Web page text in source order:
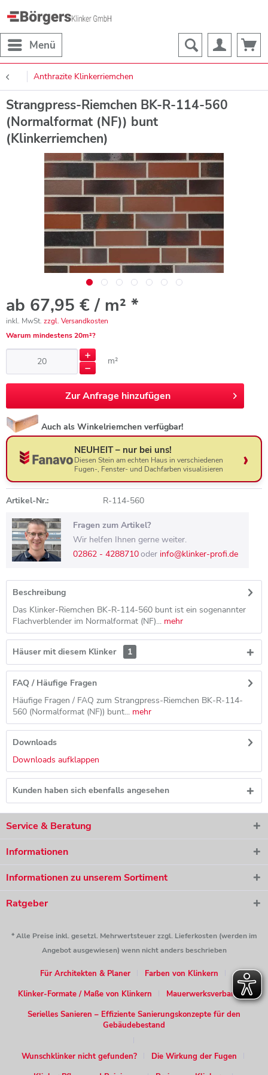
Menü
Anthrazite Klinkerriemchen
Strangpress-Riemchen BK-R-114-560
(Normalformat (NF)) bunt
(Klinkerriemchen)
ab 67,95 € / m² *
inkl. MwSt. zzgl. Versandkosten
Warum mindestens 20m²?
m²
ZurAnfrage hinzufügen
Auch als Winkelriemchen verfügbar!
NEUHEIT – nur bei uns!
Diesen Stein am echten Haus in verschiedenen
Fugen-, Fenster- und Dachfarben visualisieren
Artikel-Nr.: R-114-560
Fragen zum Artikel?
Wir helfen Ihnen gerne weiter.
02862 - 4288710oder info@klinker-profi.de
Beschreibung
Das Klinker-Riemchen BK-R-114-560 bunt ist ein sogenannter
Flachverblender im Normalformat (NF)... mehr
Häuser mit diesem Klinker 1
FAQ / Häufige Fragen
Häufige Fragen / FAQ zum Strangpress-Riemchen BK-R-114-
560 (Normalformat (NF)) bunt... mehr
Downloads
Downloads aufklappen
Kunden haben sich ebenfalls angesehen
Service & Beratung
Informationen
Informationen zu unserem Sortiment
Ratgeber
* Alle Preise inkl. gesetzl. Mehrwertsteuer zzgl. Lieferkosten (werden im
Angebot ausgewiesen) wenn nicht anders beschrieben
Für Architekten & Planer
Farben von Klinkern
Klinker-Formate / Maße von Klinkern
Mauerwerksverband
Serielles Sanieren – Effiziente Sanierungskonzepte für den
Gebäudebestand
Wunschklinker nicht gefunden?
Die Wirkung der Fugen